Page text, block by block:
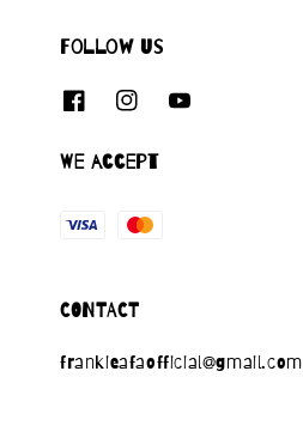
Follow us
We accept
CONTACT
frankieafaofficial@gmail.com